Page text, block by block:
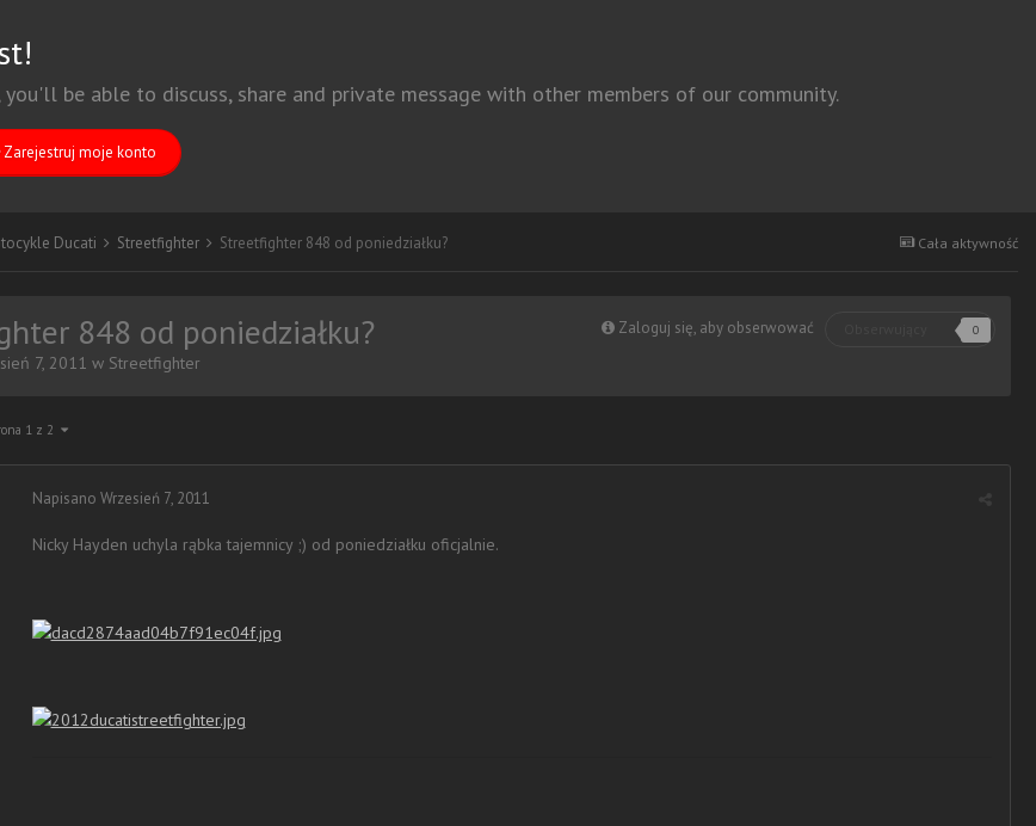
be able to discuss, share and private message with other members of our community.
Zarejestruj moje konto
Cała aktywność
Ducati Streetfighter Streetfighter 848 od poniedziałku?
Zaloguj się, aby obserwować 0
848 od poniedziałku?
7, 2011 w Streetfighter
1 z 2
Napisano Wrzesień 7, 2011
Nicky Hayden uchyla rąbka tajemnicy ;) od poniedziałku oficjalnie.